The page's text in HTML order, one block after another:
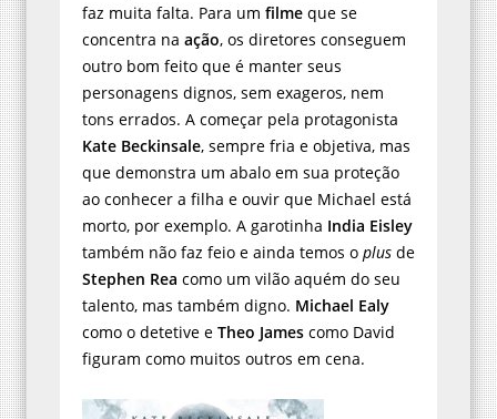
faz muita falta. Para um filme que se
concentra na ação, os diretores conseguem
outro bom feito que é manter seus
personagens dignos, sem exageros, nem
tons errados. A começar pela protagonista
Kate Beckinsale, sempre fria e objetiva, mas
que demonstra um abalo em sua proteção
ao conhecer a filha e ouvir que Michael está
morto, por exemplo. A garotinha India Eisley
também não faz feio e ainda temos o plus de
Stephen Rea como um vilão aquém do seu
talento, mas também digno. Michael Ealy
como o detetive e Theo James como David
figuram como muitos outros em cena.